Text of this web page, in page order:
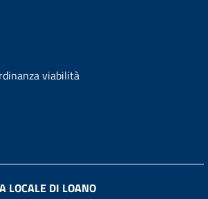
viabilità
LOCALE DI LOANO